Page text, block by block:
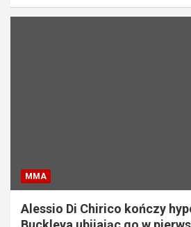
MMA
Alessio Di Chirico kończy